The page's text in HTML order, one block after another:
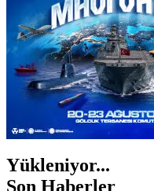
Yükleniyor...
Son Haberler